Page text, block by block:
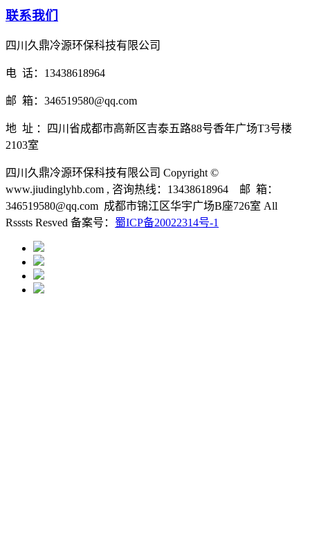
联系我们
四川久鼎冷源环保科技有限公司
电 话：13438618964
邮 箱：346519580@qq.com
地 址 ：四川省成都市高新区吉泰五路88号香年广场T3号楼
2103室
四川久鼎冷源环保科技有限公司 Copyright ©
www.jiudinglyhb.com , 咨询热线：13438618964 邮 箱：
346519580@qq.com 成都市锦江区华宇广场B座726室 All
Rsssts Resved 备案号： 蜀ICP备20022314号-1